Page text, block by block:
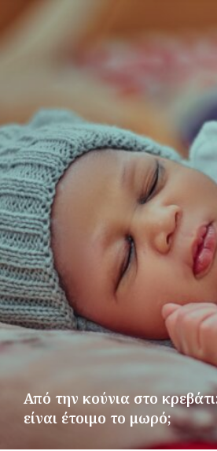
Από την κούνια στο
είναι έτοιμο το μωρό;